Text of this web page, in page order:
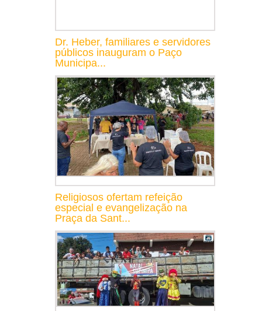
Dr. Heber, familiares e servidores
públicos inauguram o Paço
Municipa...
Religiosos ofertam refeição
especial e evangelização na
Praça da Sant...